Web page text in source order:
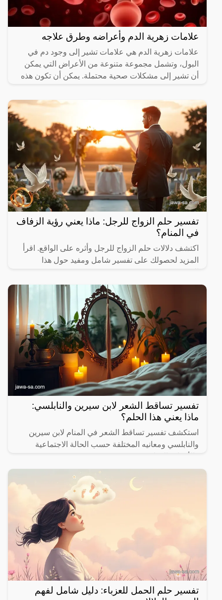
علامات زهرية الدم وأعراضه وطرق علاجه
علامات زهرية الدم هي علامات تشير إلى وجود دم في
البول، وتشمل مجموعة متنوعة من الأعراض التي يمكن
أن تشير إلى مشكلات صحية محتملة. يمكن أن تكون هذه
تفسير حلم الزواج للرجل: ماذا يعني رؤية الزفاف
في المنام؟
اكتشف دلالات حلم الزواج للرجل وأثره على الواقع. اقرأ
المزيد لحصولك على تفسير شامل ومفيد حول هذا
تفسير تساقط الشعر لابن سيرين والنابلسي:
ماذا يعني هذا الحلم؟
استكشف تفسير تساقط الشعر في المنام لابن سيرين
والنابلسي ومعانيه المختلفة حسب الحالة الاجتماعية
تفسير حلم الحمل للعزباء: دليل شامل لفهم